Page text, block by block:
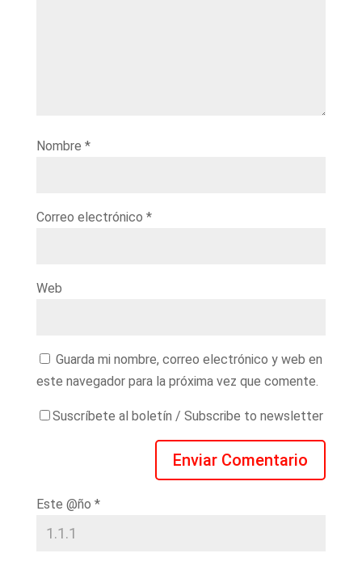
Nombre *
Correo electrónico *
Web
Guarda mi nombre, correo electrónico y web en
este navegador para la próxima vez que comente.
Suscríbete al boletín / Subscribe to newsletter
Este @ño *